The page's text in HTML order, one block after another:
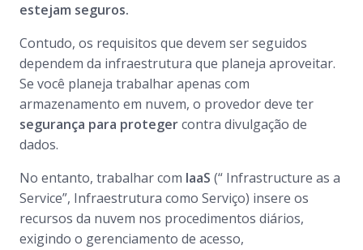
estejam seguros.
Contudo, os requisitos que devem ser seguidos
dependem da infraestrutura que planeja aproveitar.
Se você planeja trabalhar apenas com
armazenamento em nuvem, o provedor deve ter
segurança para protegercontra divulgação de
dados.
No entanto, trabalhar com IaaS (“ Infrastructure as a
Service”, Infraestrutura como Serviço) insere os
recursos da nuvem nos procedimentos diários,
exigindo o gerenciamento de acesso,